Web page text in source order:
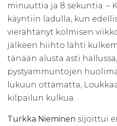
minuuttia ja 8 sekuntia. –
käyntiin ladulla, kun
vierähtänyt kolmisen
jälkeen hiihto lähti
tänään alusta asti
pystyammuntojen
lukuun ottamatta,
kilpailun kulkua.
Turkka Nieminen sijoittui